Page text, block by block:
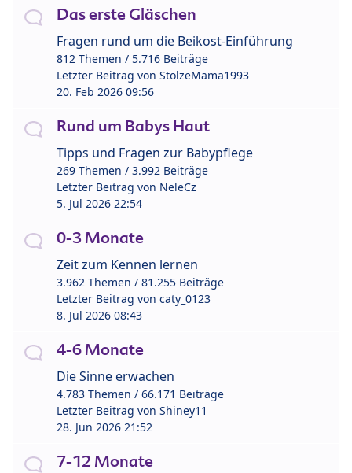
Das erste Gläschen
Fragen rund um die Beikost-Einführung
812 Themen / 5.716 Beiträge
Letzter Beitrag von StolzeMama1993
20. Feb 2026 09:56
Rund um Babys Haut
Tipps und Fragen zur Babypflege
269 Themen / 3.992 Beiträge
Letzter Beitrag von NeleCz
5. Jul 2026 22:54
0-3 Monate
Zeit zum Kennen lernen
3.962 Themen / 81.255 Beiträge
Letzter Beitrag von caty_0123
8. Jul 2026 08:43
4-6 Monate
Die Sinne erwachen
4.783 Themen / 66.171 Beiträge
Letzter Beitrag von Shiney11
28. Jun 2026 21:52
7-12 Monate